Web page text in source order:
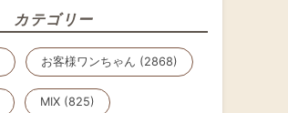
カテゴリー
お客様ワンちゃん (2868)
MIX (825)